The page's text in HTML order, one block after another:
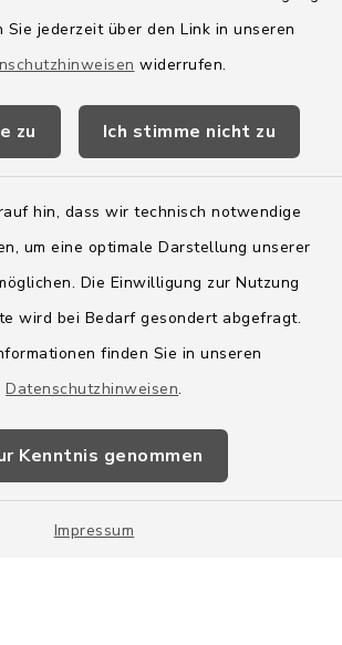
Sie jederzeit über den Link in unseren
widerrufen.
zu Ich stimme nicht zu
hin, dass wir technisch notwendige
um eine optimale Darstellung unserer
Die Einwilligung zur Nutzung
wird bei Bedarf gesondert abgefragt.
finden Sie in unseren
Datenschutzhinweisen.
Kenntnis genommen
Impressum
Barrierefreiheit
Impressum
Sitemap